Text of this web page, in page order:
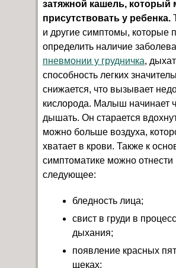
затяжной кашель, который
присутствовать у ребенка.
и другие симптомы, которые
определить наличие
пневмонии у грудничка,
способность легких
снижается, что вызывает
кислорода. Малыш начинает
дышать. Он старается
можно больше воздуха,
хватает в крови. Также к
симптоматике можно отнести
следующее:
бледность лица;
свист в груди в
дыхания;
появление красных
щеках;